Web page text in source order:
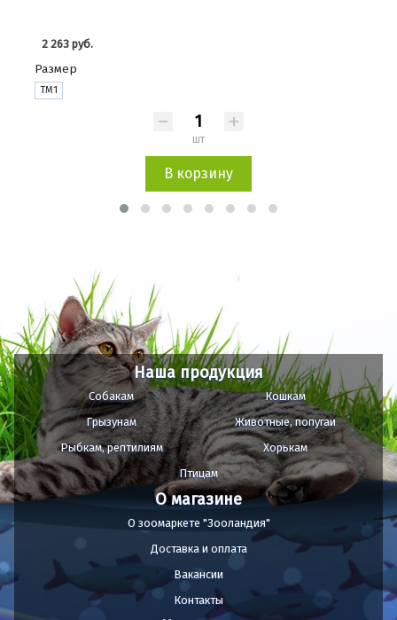
Наша продукция
Собакам
Кошкам
Грызунам
Животные, попугаи
Рыбкам, рептилиям
Хорькам
Птицам
О магазине
О зоомаркете "Зооландия"
Доставка и оплата
Вакансии
Контакты